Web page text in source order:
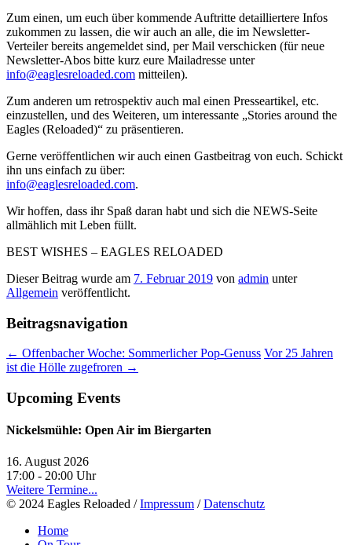
Zum einen, um euch über kommende Auftritte detailliertere Infos
zukommen zu lassen, die wir auch an alle, die im Newsletter-
Verteiler bereits angemeldet sind, per Mail verschicken (für neue
Newsletter-Abos bitte kurz eure Mailadresse unter
info@eaglesreloaded.com mitteilen).
Zum anderen um retrospektiv auch mal einen Presseartikel, etc.
einzustellen, und des Weiteren, um interessante „Stories around the
Eagles (Reloaded)“ zu präsentieren.
Gerne veröffentlichen wir auch einen Gastbeitrag von euch. Schickt
ihn uns einfach zu über:
info@eaglesreloaded.com.
Wir hoffen, dass ihr Spaß daran habt und sich die NEWS-Seite
allmählich mit Leben füllt.
BEST WISHES – EAGLES RELOADED
Dieser Beitrag wurde am 7. Februar 2019 von admin unter
Allgemein veröffentlicht.
Beitragsnavigation
← Offenbacher Woche: Sommerlicher Pop-Genuss Vor 25 Jahren
ist die Hölle zugefroren →
Upcoming Events
Nickelsmühle: Open Air im Biergarten
16. August 2026
17:00 - 20:00 Uhr
Weitere Termine...
© 2024 Eagles Reloaded /Impressum /Datenschutz
Home